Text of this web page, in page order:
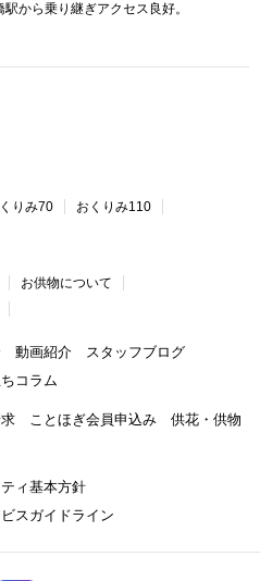
から乗り継ぎアクセス良好。
りみ70 おくりみ110
お供物について
動画紹介
スタッフブログ
コラム
ことほぎ会員申込み
供花・供物
ィ基本方針
スガイドライン